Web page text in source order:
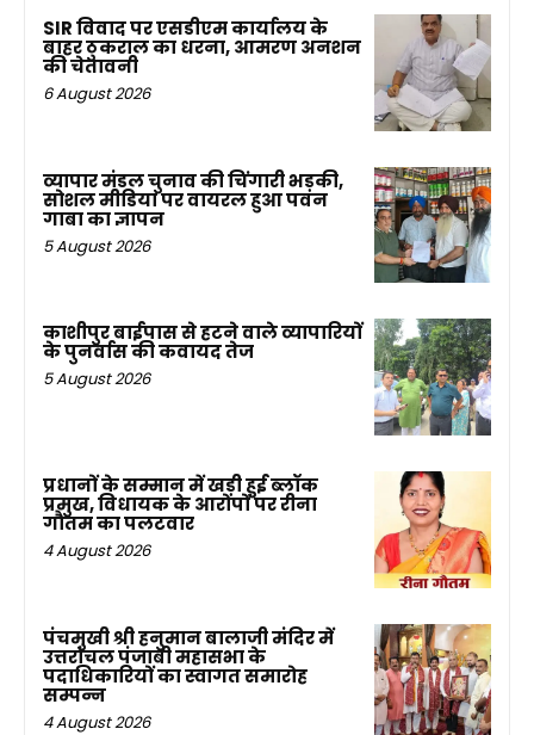
SIR विवाद पर एसडीएम कार्यालय के
बाहर ठुकराल का धरना, आमरण अनशन
की चेतावनी
6 August 2026
व्यापार मंडल चुनाव की चिंगारी भड़की,
सोशल मीडिया पर वायरल हुआ पवन
गाबा का ज्ञापन
5 August 2026
काशीपुर बाईपास से हटने वाले व्यापारियों
के पुनर्वास की कवायद तेज
5 August 2026
प्रधानों के सम्मान में खड़ी हुई ब्लॉक
प्रमुख, विधायक के आरोपों पर रीना
गौतम का पलटवार
4 August 2026
पंचमुखी श्री हनुमान बालाजी मंदिर में
उत्तरांचल पंजाबी महासभा के
पदाधिकारियों का स्वागत समारोह
सम्पन्न
4 August 2026